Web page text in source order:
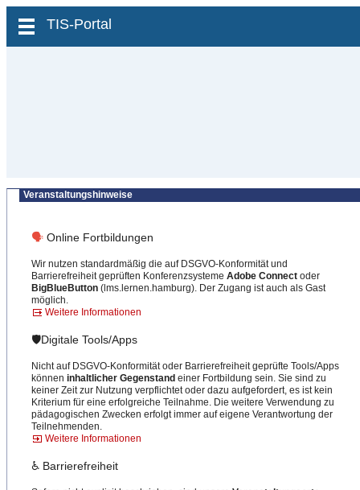
zum Inhalt wechseln
TIS-Portal
Veranstaltungshinweise
🗣 Online Fortbildungen
Wir nutzen standardmäßig die auf DSGVO-Konformität und
Barrierefreiheit geprüften Konferenzsysteme Adobe Connect oder
BigBlueButton (lms.lernen.hamburg). Der Zugang ist auch als Gast
möglich.
Weitere Informationen
🛡️Digitale Tools/Apps
Nicht auf DSGVO-Konformität oder Barrierefreiheit geprüfte Tools/Apps
können inhaltlicher Gegenstand einer Fortbildung sein. Sie sind zu
keiner Zeit zur Nutzung verpflichtet oder dazu aufgefordert, es ist kein
Kriterium für eine erfolgreiche Teilnahme. Die weitere Verwendung zu
pädagogischen Zwecken erfolgt immer auf eigene Verantwortung der
Teilnehmenden.
Weitere Informationen
♿ Barrierefreiheit